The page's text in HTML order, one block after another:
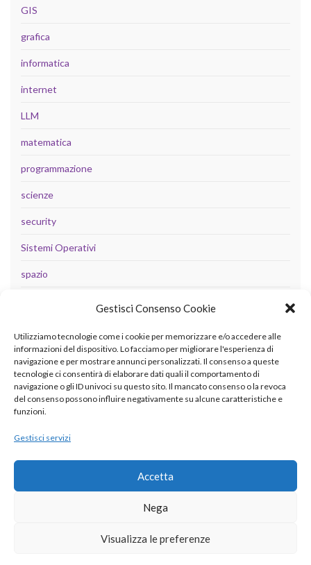
Gestisci Consenso Cookie
Utilizziamo tecnologie come i cookie per memorizzare e/o accedere alle
informazioni del dispositivo. Lo facciamo per migliorare l'esperienza di
navigazione e per mostrare annunci personalizzati. Il consenso a queste
tecnologie ci consentirà di elaborare dati quali il comportamento di
navigazione o gli ID univoci su questo sito. Il mancato consenso o la revoca
del consenso possono influire negativamente su alcune caratteristiche e
funzioni.
Gestisci servizi
Accetta
Nega
Visualizza le preferenze
GIS
grafica
informatica
internet
LLM
matematica
programmazione
scienze
security
Sistemi Operativi
spazio
META
Accedi
Feed dei contenuti
Feed dei commenti